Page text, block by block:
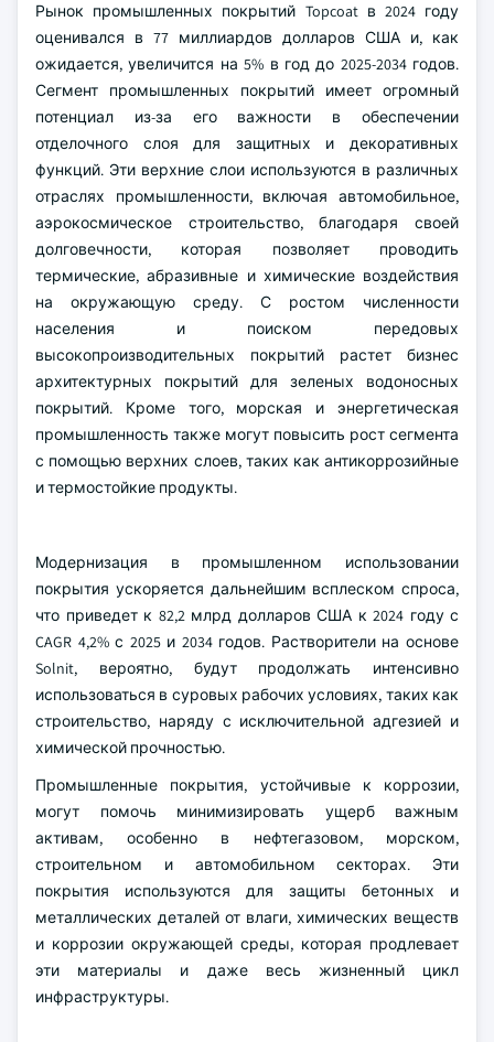
Рынок промышленных покрытий Topcoat в 2024 году
оценивался в 77 миллиардов долларов США и, как
ожидается, увеличится на 5% в год до 2025-2034 годов.
Сегмент промышленных покрытий имеет огромный
потенциал из-за его важности в обеспечении
отделочного слоя для защитных и декоративных
функций. Эти верхние слои используются в различных
отраслях промышленности, включая автомобильное,
аэрокосмическое строительство, благодаря своей
долговечности, которая позволяет проводить
термические, абразивные и химические воздействия
на окружающую среду. С ростом численности
населения и поиском передовых
высокопроизводительных покрытий растет бизнес
архитектурных покрытий для зеленых водоносных
покрытий. Кроме того, морская и энергетическая
промышленность также могут повысить рост сегмента
с помощью верхних слоев, таких как антикоррозийные
и термостойкие продукты.
Модернизация в промышленном использовании
покрытия ускоряется дальнейшим всплеском спроса,
что приведет к 82,2 млрд долларов США к 2024 году с
CAGR 4,2% с 2025 и 2034 годов. Растворители на основе
Solnit, вероятно, будут продолжать интенсивно
использоваться в суровых рабочих условиях, таких как
строительство, наряду с исключительной адгезией и
химической прочностью.
Промышленные покрытия, устойчивые к коррозии,
могут помочь минимизировать ущерб важным
активам, особенно в нефтегазовом, морском,
строительном и автомобильном секторах. Эти
покрытия используются для защиты бетонных и
металлических деталей от влаги, химических веществ
и коррозии окружающей среды, которая продлевает
эти материалы и даже весь жизненный цикл
инфраструктуры.